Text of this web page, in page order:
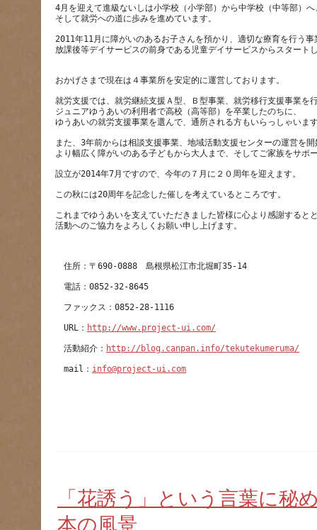
4月を迎えて進級ないしは小学校（小学部）から中学校（中等部）
2011年11月に障がいのあるお子さんを預かり、適切な療育を行う事
放課後等デイサービスの前身である児童デイサービスからスタート
就労支援では、就労継続支援Ａ型、Ｂ型事業、就労移行支援事業を
ジュニアゆうあいの利用者で高校（高等部）を卒業したのちに、
また、3年前からは相談支援事業、地域活動支援センターの運営を開
これまでゆうあいを支えていただきました皆様に心より感謝すると
URL： http://www.project-ui.com/
活動紹介： http://blog.canpan.info/tekutekumeruma/
mail： info@project-ui.com
「花誘う」という言葉に秘
本の風景